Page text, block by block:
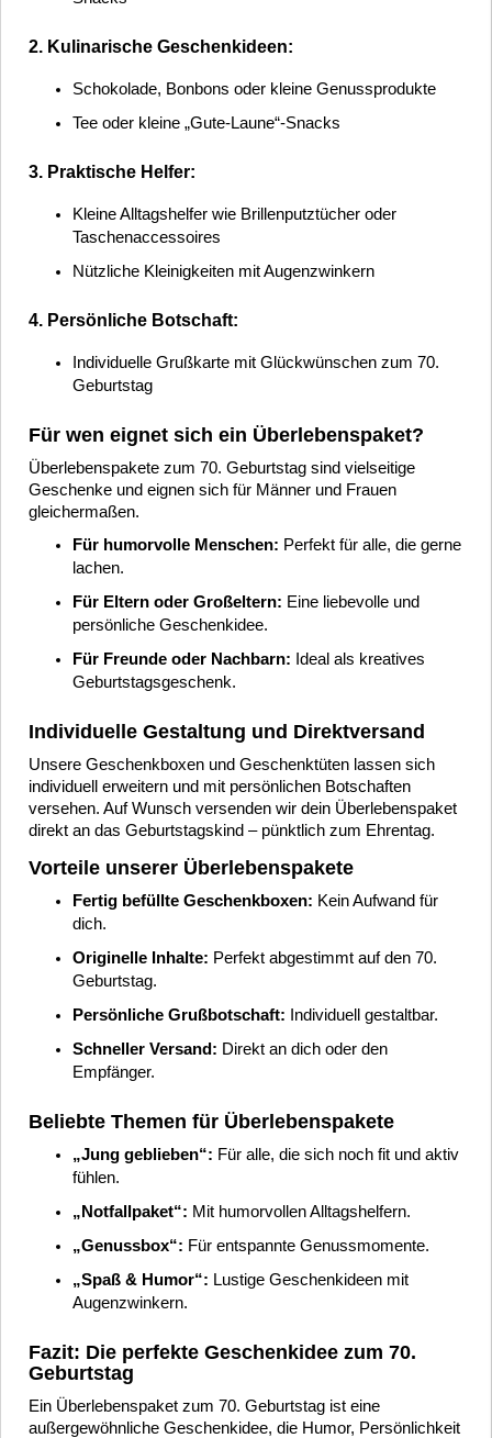
2. Kulinarische Geschenkideen:
Schokolade, Bonbons oder kleine Genussprodukte
Tee oder kleine „Gute-Laune“-Snacks
3. Praktische Helfer:
Kleine Alltagshelfer wie Brillenputztücher oder
Taschenaccessoires
Nützliche Kleinigkeiten mit Augenzwinkern
4. Persönliche Botschaft:
Individuelle Grußkarte mit Glückwünschen zum 70.
Geburtstag
Für wen eignet sich ein Überlebenspaket?
Überlebenspakete zum 70. Geburtstag sind vielseitige
Geschenke und eignen sich für Männer und Frauen
gleichermaßen.
Für humorvolle Menschen: Perfekt für alle, die gerne
lachen.
Für Eltern oder Großeltern: Eine liebevolle und
persönliche Geschenkidee.
Für Freunde oder Nachbarn: Ideal als kreatives
Geburtstagsgeschenk.
Individuelle Gestaltung und Direktversand
Unsere Geschenkboxen und Geschenktüten lassen sich
individuell erweitern und mit persönlichen Botschaften
versehen. Auf Wunsch versenden wir dein Überlebenspaket
direkt an das Geburtstagskind – pünktlich zum Ehrentag.
Vorteile unserer Überlebenspakete
Fertig befüllte Geschenkboxen: Kein Aufwand für
dich.
Originelle Inhalte: Perfekt abgestimmt auf den 70.
Geburtstag.
Persönliche Grußbotschaft: Individuell gestaltbar.
Schneller Versand: Direkt an dich oder den
Empfänger.
Beliebte Themen für Überlebenspakete
„Jung geblieben“: Für alle, die sich noch fit und aktiv
fühlen.
„Notfallpaket“: Mit humorvollen Alltagshelfern.
„Genussbox“: Für entspannte Genussmomente.
„Spaß & Humor“: Lustige Geschenkideen mit
Augenzwinkern.
Fazit: Die perfekte Geschenkidee zum 70.
Geburtstag
Ein Überlebenspaket zum 70. Geburtstag ist eine
außergewöhnliche Geschenkidee, die Humor, Persönlichkeit